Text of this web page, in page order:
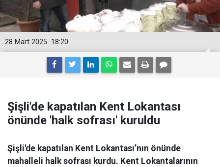
18:20
28 Mart 2025
Şişli'de kapatılan Kent Lokantası
önünde 'halk sofrası' kuruldu
Şişli'de kapatılan Kent Lokantası’nın önünde
mahalleli halk sofrası kurdu. Kent Lokantalarının